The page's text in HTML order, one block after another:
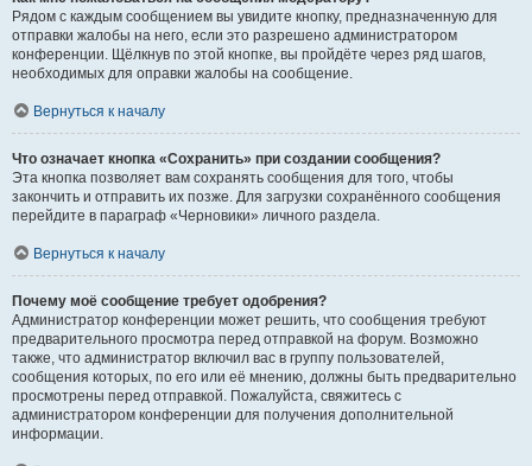
Рядом с каждым сообщением вы увидите кнопку, предназначенную для
отправки жалобы на него, если это разрешено администратором
конференции. Щёлкнув по этой кнопке, вы пройдёте через ряд шагов,
необходимых для оправки жалобы на сообщение.
Вернуться к началу
Что означает кнопка «Сохранить» при создании сообщения?
Эта кнопка позволяет вам сохранять сообщения для того, чтобы
закончить и отправить их позже. Для загрузки сохранённого сообщения
перейдите в параграф «Черновики» личного раздела.
Вернуться к началу
Почему моё сообщение требует одобрения?
Администратор конференции может решить, что сообщения требуют
предварительного просмотра перед отправкой на форум. Возможно
также, что администратор включил вас в группу пользователей,
сообщения которых, по его или её мнению, должны быть предварительно
просмотрены перед отправкой. Пожалуйста, свяжитесь с
администратором конференции для получения дополнительной
информации.